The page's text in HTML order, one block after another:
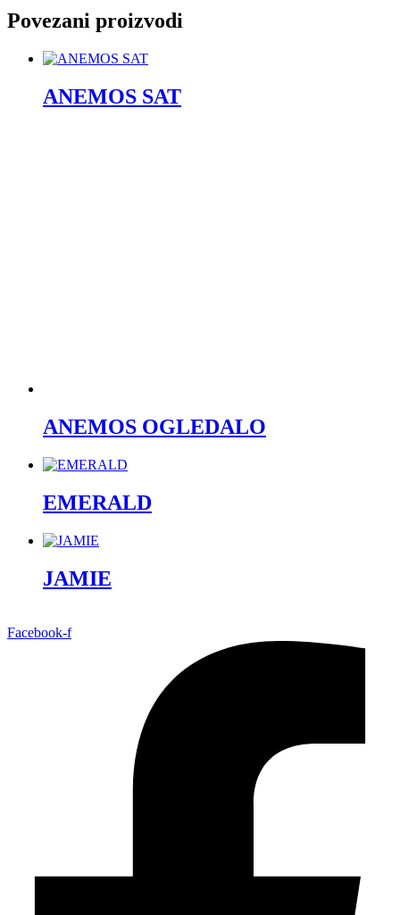
Povezani proizvodi
ANEMOS SAT
ANEMOS OGLEDALO
EMERALD
JAMIE
Facebook-f